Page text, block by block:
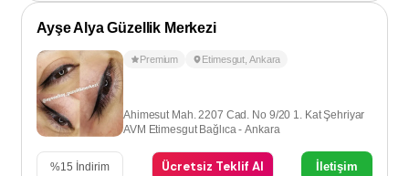
Ayşe Alya Güzellik Merkezi
Premium Etimesgut ,Ankara
Ahimesut Mah. 2207 Cad. No 9/20 1. Kat Şehriyar
AVM Etimesgut Bağlıca - Ankara
%15 İndirim Ücretsiz Teklif Al İletişim